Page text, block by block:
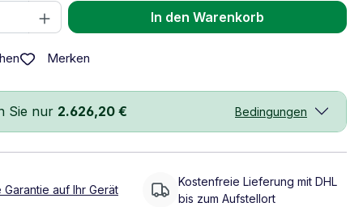
Anzahl: Gib den gewünschten Wert
In den Warenkorb
Merken
Sie nur 2.626,20 € Bedingungen
Garantie auf Ihr Gerät
Kostenfreie Lieferung mit DHL
bis zum Aufstellort